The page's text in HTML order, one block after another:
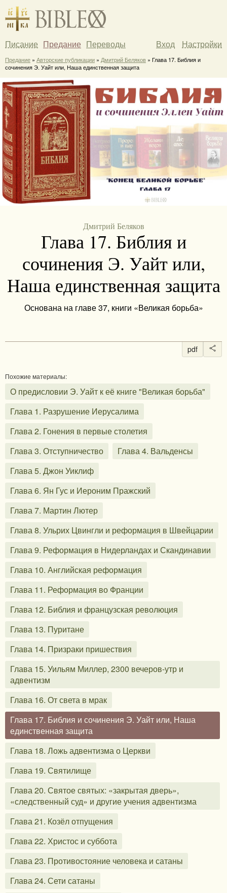
Писание Предание Переводы Вход Настройки
Предание » Авторские публикации » Дмитрий Беляков » Глава 17. Библия и
сочинения Э. Уайт или, Наша единственная защита
Дмитрий Беляков
Глава 17. Библия и
сочинения Э. Уайт или,
Наша единственная защита
Основана на главе 37, книги «Великая борьба»
pdf
Похожие материалы:
О предисловии Э. Уайт к её книге "Великая борьба"
Глава 1. Разрушение Иерусалима
Глава 2. Гонения в первые столетия
Глава 3. Отступничество
Глава 4. Вальденсы
Глава 5. Джон Уиклиф
Глава 6. Ян Гус и Иероним Пражский
Глава 7. Мартин Лютер
Глава 8. Ульрих Цвингли и реформация в Швейцарии
Глава 9. Реформация в Нидерландах и Скандинавии
Глава 10. Английская реформация
Глава 11. Реформация во Франции
Глава 12. Библия и французская революция
Глава 13. Пуритане
Глава 14. Призраки пришествия
Глава 15. Уильям Миллер, 2300 вечеров-утр и
адвентизм
Глава 16. От света в мрак
Глава 17. Библия и сочинения Э. Уайт или, Наша
единственная защита
Глава 18. Ложь адвентизма о Церкви
Глава 19. Святилище
Глава 20. Святое святых: «закрытая дверь»,
«следственный суд» и другие учения адвентизма
Глава 21. Козёл отпущения
Глава 22. Христос и суббота
Глава 23. Противостояние человека и сатаны
Глава 24. Сети сатаны